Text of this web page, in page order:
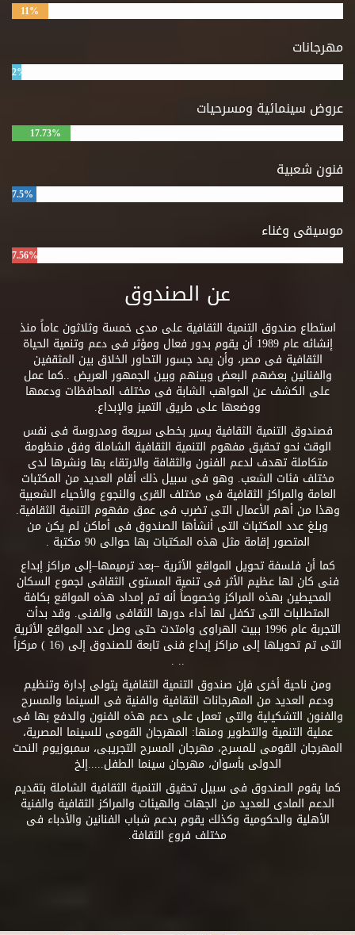
11%
مهرجانات
2%
عروض سينمائية ومسرحيات
17.73%
فنون شعبية
7.5%
موسيقى وغناء
7.56%
عن الصندوق
استطاع صندوق التنمية الثقافية على مدى خمسة وثلاثون عاماً منذ
إنشائه عام 1989 أن يقوم بدور فعال ومؤثر فى دعم وتنمية الحياة
الثقافية فى مصر، وأن يمد جسور التحاور الخلاق بين المثقفين
والفنانين بعضهم البعض وبينهم وبين الجمهور العريض ..كما عمل
على الكشف عن المواهب الشابة فى مختلف المحافظات ودعمها
ووضعها على طريق التميز والإبداع.
فصندوق التنمية الثقافية يسير بخطى سريعة ومدروسة فى نفس
الوقت نحو تحقيق مفهوم التنمية الثقافية الشاملة وفق منظومة
متكاملة تهدف لدعم الفنون والثقافة والارتقاء بها ونشرها لدى
مختلف فئات الشعب. وهو فى سبيل ذلك أقام العديد من المكتبات
العامة والمراكز الثقافية فى مختلف القرى والنجوع والأحياء الشعبية
وهذا من أهم الأعمال التى تضرب فى عمق مفهوم التنمية الثقافية.
وبلغ عدد المكتبات التى أنشأها الصندوق فى أماكن لم يكن من
المتصور إقامة مثل هذه المكتبات بها حوالى 90 مكتبة .
كما أن فلسفة تحويل المواقع الأثرية –بعد ترميمها–إلى مراكز إبداع
فنى كان لها عظيم الأثر فى تنمية المستوى الثقافى لجموع السكان
المحيطين بهذه المراكز وخصوصاً أنه تم إمداد هذه المواقع بكافة
المتطلبات التى تكفل لها أداء دورها الثقافى والفنى. وقد بدأت
التجربة عام 1996 ببيت الهراوى وامتدت حتى وصل عدد المواقع الأثرية
التى تم تحويلها إلى مراكز إبداع فنى تابعة للصندوق إلى (16 ) مركزاً
.. .
ومن ناحية أخرى فإن صندوق التنمية الثقافية يتولى إدارة وتنظيم
ودعم العديد من المهرجانات الثقافية والفنية فى السينما والمسرح
والفنون التشكيلية والتى تعمل على دعم هذه الفنون والدفع بها فى
عملية التنمية والتطوير ومنها: المهرجان القومى للسينما المصرية،
المهرجان القومى للمسرح، مهرجان المسرح التجريبى، سمبوزيوم النحت
الدولى بأسوان، مهرجان سينما الطفل.....إلخ
كما يقوم الصندوق فى سبيل تحقيق التنمية الثقافية الشاملة بتقديم
الدعم المادى للعديد من الجهات والهيئات والمراكز الثقافية والفنية
الأهلية والحكومية وكذلك يقوم بدعم شباب الفنانين والأدباء فى
مختلف فروع الثقافة.